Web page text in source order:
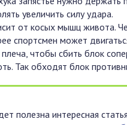
увеличить силу удара.
от косых мышц живота.
спортсмен может
чтобы сбить блок
Так обходят блок
полезна интересная